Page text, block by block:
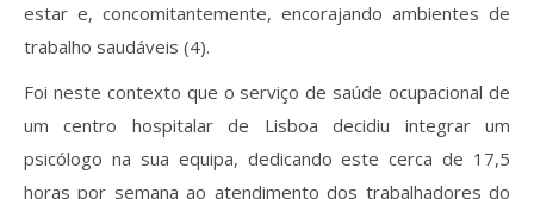
estar e, concomitantemente, encorajando ambientes de
trabalho saudáveis (4).
Foi neste contexto que o serviço de saúde ocupacional de
um centro hospitalar de Lisboa decidiu integrar um
psicólogo na sua equipa, dedicando este cerca de 17,5
horas por semana ao atendimento dos trabalhadores do